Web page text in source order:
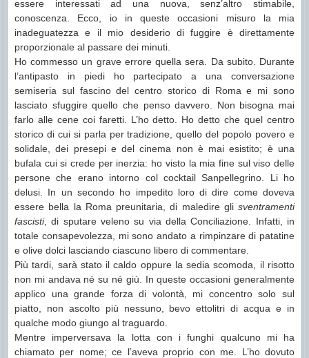
essere interessati ad una nuova, senz’altro stimabile,
conoscenza. Ecco, io in queste occasioni misuro la mia
inadeguatezza e il mio desiderio di fuggire è direttamente
proporzionale al passare dei minuti.
Ho commesso un grave errore quella sera. Da subito. Durante
l’antipasto in piedi ho partecipato a una conversazione
semiseria sul fascino del centro storico di Roma e mi sono
lasciato sfuggire quello che penso davvero. Non bisogna mai
farlo alle cene coi faretti. L’ho detto. Ho detto che quel centro
storico di cui si parla per tradizione, quello del popolo povero e
solidale, dei presepi e del cinema non è mai esistito; è una
bufala cui si crede per inerzia: ho visto la mia fine sul viso delle
persone che erano intorno col cocktail Sanpellegrino. Li ho
delusi. In un secondo ho impedito loro di dire come doveva
essere bella la Roma preunitaria, di maledire gli sventramenti
fascisti, di sputare veleno su via della Conciliazione. Infatti, in
totale consapevolezza, mi sono andato a rimpinzare di patatine
e olive dolci lasciando ciascuno libero di commentare.
Più tardi, sarà stato il caldo oppure la sedia scomoda, il risotto
non mi andava né su né giù. In queste occasioni generalmente
applico una grande forza di volontà, mi concentro solo sul
piatto, non ascolto più nessuno, bevo ettolitri di acqua e in
qualche modo giungo al traguardo.
Mentre imperversava la lotta con i funghi qualcuno mi ha
chiamato per nome; ce l’aveva proprio con me. L’ho dovuto